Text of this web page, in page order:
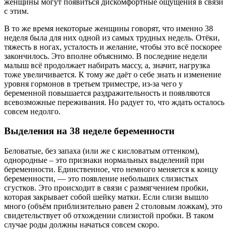
с этим.
В то же время некоторые женщины говорят, что именно 38
неделя была для них одной из самых трудных недель. Отёки,
тяжесть в ногах, усталость и желание, чтобы это всё поскорее
закончилось. Это вполне объяснимо. В последние недели
малыш всё продолжает набирать массу, а, значит, нагрузка
тоже увеличивается. К тому же даёт о себе знать и изменение
уровня гормонов в третьем триместре, из-за чего у
беременной повышается раздражительность и появляются
всевозможные переживания. Но радует то, что ждать осталось
совсем недолго.
Выделения на 38 неделе беременности
Беловатые, без запаха (или же с кисловатым оттенком),
однородные – это признаки нормальных выделений при
беременности. Единственное, что немного меняется к концу
беременности, — это появление небольших слизистых
сгустков. Это происходит в связи с размягчением пробки,
которая закрывает собой шейку матки. Если слизи вышло
много (объём приблизительно равен 2 столовым ложкам), это
свидетельствует об отхождении слизистой пробки. В таком
случае роды должны начаться совсем скоро.